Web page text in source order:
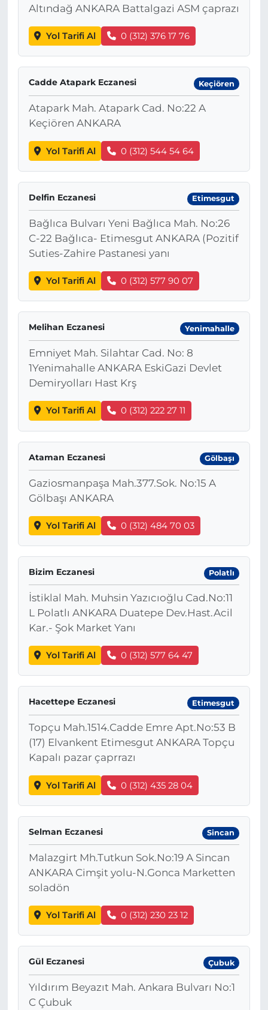
Altındağ ANKARA Battalgazi ASM çaprazı
Yol Tarifi Al 0 (312) 376 17 76
Cadde Atapark Eczanesi Keçiören
Atapark Mah. Atapark Cad. No:22 A
Keçiören ANKARA
Yol Tarifi Al 0 (312) 544 54 64
Delfin Eczanesi Etimesgut
Bağlıca Bulvarı Yeni Bağlıca Mah. No:26
C-22 Bağlıca- Etimesgut ANKARA (Pozitif
Suties-Zahire Pastanesi yanı
Yol Tarifi Al 0 (312) 577 90 07
Melihan Eczanesi Yenimahalle
Emniyet Mah. Silahtar Cad. No: 8
1Yenimahalle ANKARA EskiGazi Devlet
Demiryolları Hast Krş
Yol Tarifi Al 0 (312) 222 27 11
Ataman Eczanesi Gölbaşı
Gaziosmanpaşa Mah.377.Sok. No:15 A
Gölbaşı ANKARA
Yol Tarifi Al 0 (312) 484 70 03
Bizim Eczanesi Polatlı
İstiklal Mah. Muhsin Yazıcıoğlu Cad.No:11
L Polatlı ANKARA Duatepe Dev.Hast.Acil
Kar.- Şok Market Yanı
Yol Tarifi Al 0 (312) 577 64 47
Hacettepe Eczanesi Etimesgut
Topçu Mah.1514.Cadde Emre Apt.No:53 B
(17) Elvankent Etimesgut ANKARA Topçu
Kapalı pazar çaprrazı
Yol Tarifi Al 0 (312) 435 28 04
Selman Eczanesi Sincan
Malazgirt Mh.Tutkun Sok.No:19 A Sincan
ANKARA Cimşit yolu-N.Gonca Marketten
soladön
Yol Tarifi Al 0 (312) 230 23 12
Gül Eczanesi Çubuk
Yıldırım Beyazıt Mah. Ankara Bulvarı No:1
C Çubuk